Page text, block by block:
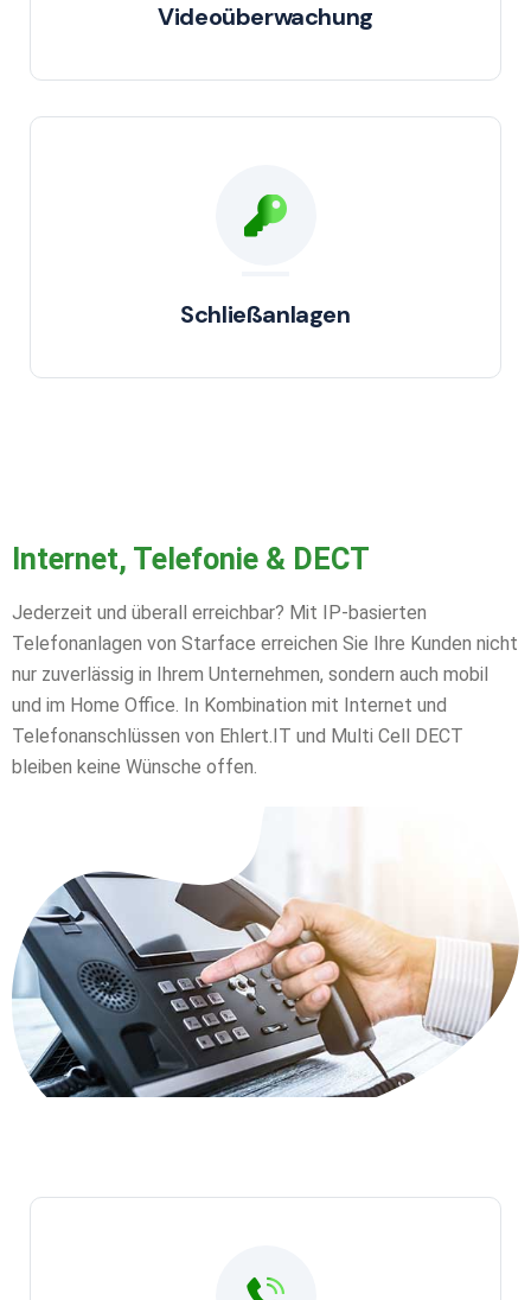
Videoüberwachung
Schließanlagen
Internet, Telefonie & DECT
Jederzeit und überall erreichbar? Mit IP-basierten
Telefonanlagen von Starface erreichen Sie Ihre Kunden nicht
nur zuverlässig in Ihrem Unternehmen, sondern auch mobil
und im Home Office. In Kombination mit Internet und
Telefonanschlüssen von Ehlert.IT und Multi Cell DECT
bleiben keine Wünsche offen.